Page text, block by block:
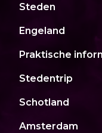
Steden
Engeland
Praktische
Stedentrip
Schotland
Amsterdam